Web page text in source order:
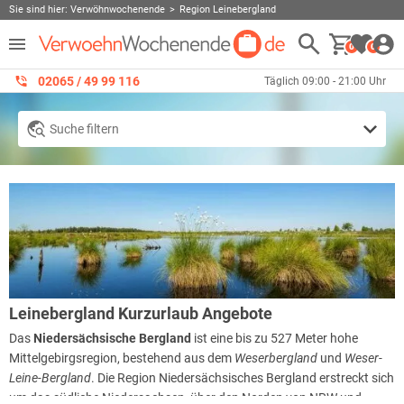
Sie sind hier: Verwöhnwochenende Region Leinebergland
0 0
02065 / 49 ‌99 116 Täglich 09:00 - 21:00 Uhr
Suche filtern
Leinebergland Kurzurlaub Angebote
Das Niedersächsische Bergland ist eine bis zu 527 Meter hohe
Mittelgebirgsregion, bestehend aus dem Weserbergland und Weser-
Leine-Bergland. Die Region Niedersächsisches Bergland erstreckt sich
um das südliche Niedersachsen, über den Norden von NRW und